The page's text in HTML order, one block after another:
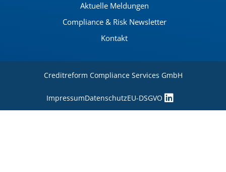
Aktuelle Meldungen
Compliance & Risk Newsletter
Kontakt
Creditreform Compliance Services GmbH
ImpressumDatenschutzEU-DSGVO